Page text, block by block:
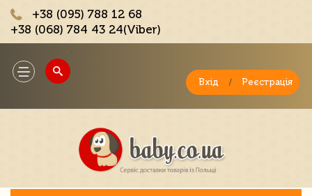
+38 (095) 788 12 68
+38 (068) 784 43 24(Viber)
Toggle
navigation
Вхід / Реєстрація